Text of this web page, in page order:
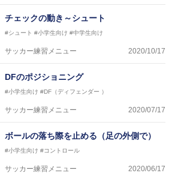
チェックの動き～シュート
#シュート #小学生向け #中学生向け
サッカー練習メニュー 2020/10/17
DFのポジショニング
#小学生向け #DF（ディフェンダー ）
サッカー練習メニュー 2020/07/17
ボールの落ち際を止める（足の外側で）
#小学生向け #コントロール
サッカー練習メニュー 2020/06/17